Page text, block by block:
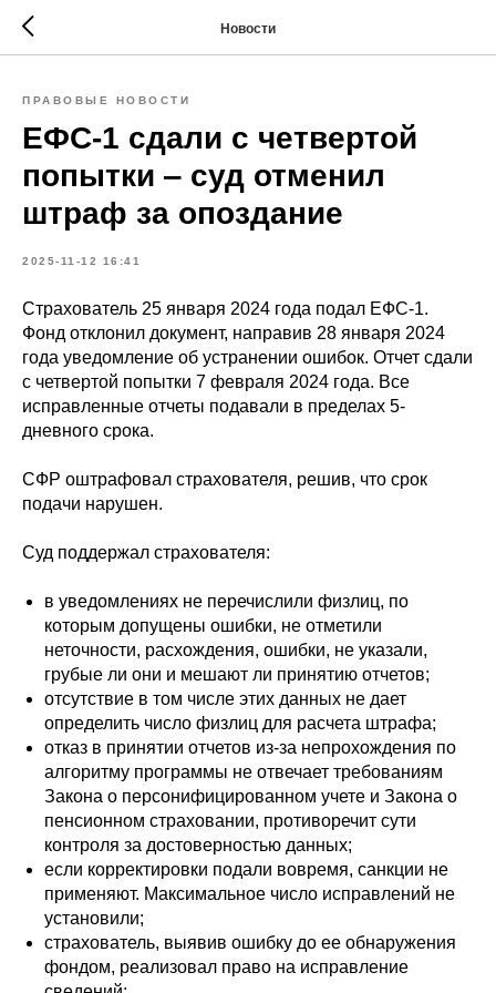
Новости
ПРАВОВЫЕ НОВОСТИ
ЕФС-1 сдали с четвертой
попытки ‒ суд отменил
штраф за опоздание
2025-11-12 16:41
Страхователь 25 января 2024 года подал ЕФС-1.
Фонд отклонил документ, направив 28 января 2024
года уведомление об устранении ошибок. Отчет сдали
с четвертой попытки 7 февраля 2024 года. Все
исправленные отчеты подавали в пределах 5-
дневного срока.
СФР оштрафовал страхователя, решив, что срок
подачи нарушен.
Суд поддержал страхователя:
в уведомлениях не перечислили физлиц, по
которым допущены ошибки, не отметили
неточности, расхождения, ошибки, не указали,
грубые ли они и мешают ли принятию отчетов;
отсутствие в том числе этих данных не дает
определить число физлиц для расчета штрафа;
отказ в принятии отчетов из-за непрохождения по
алгоритму программы не отвечает требованиям
Закона о персонифицированном учете и Закона о
пенсионном страховании, противоречит сути
контроля за достоверностью данных;
если корректировки подали вовремя, санкции не
применяют. Максимальное число исправлений не
установили;
страхователь, выявив ошибку до ее обнаружения
фондом, реализовал право на исправление